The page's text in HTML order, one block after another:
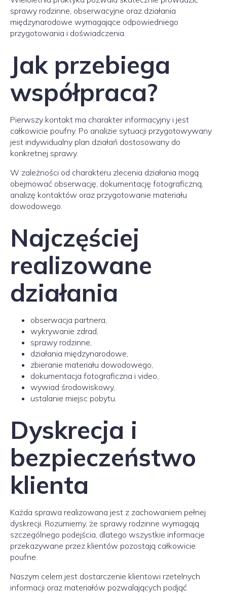
sprawy rodzinne, obserwacyjne oraz działania
międzynarodowe wymagające odpowiedniego
przygotowania i doświadczenia.
Jak przebiega
współpraca?
Pierwszy kontakt ma charakter informacyjny i jest
całkowicie poufny. Po analizie sytuacji przygotowywany
jest indywidualny plan działań dostosowany do
konkretnej sprawy.
W zależności od charakteru zlecenia działania mogą
obejmować obserwację, dokumentację fotograficzną,
analizę kontaktów oraz przygotowanie materiału
dowodowego.
Najczęściej
realizowane
działania
obserwacja partnera,
wykrywanie zdrad,
sprawy rodzinne,
działania międzynarodowe,
zbieranie materiału dowodowego,
dokumentacja fotograficzna i video,
wywiad środowiskowy,
ustalanie miejsc pobytu.
Dyskrecja i
bezpieczeństwo
klienta
Każda sprawa realizowana jest z zachowaniem pełnej
dyskrecji. Rozumiemy, że sprawy rodzinne wymagają
szczególnego podejścia, dlatego wszystkie informacje
przekazywane przez klientów pozostają całkowicie
poufne.
Naszym celem jest dostarczenie klientowi rzetelnych
informacji oraz materiałów pozwalających podjąć